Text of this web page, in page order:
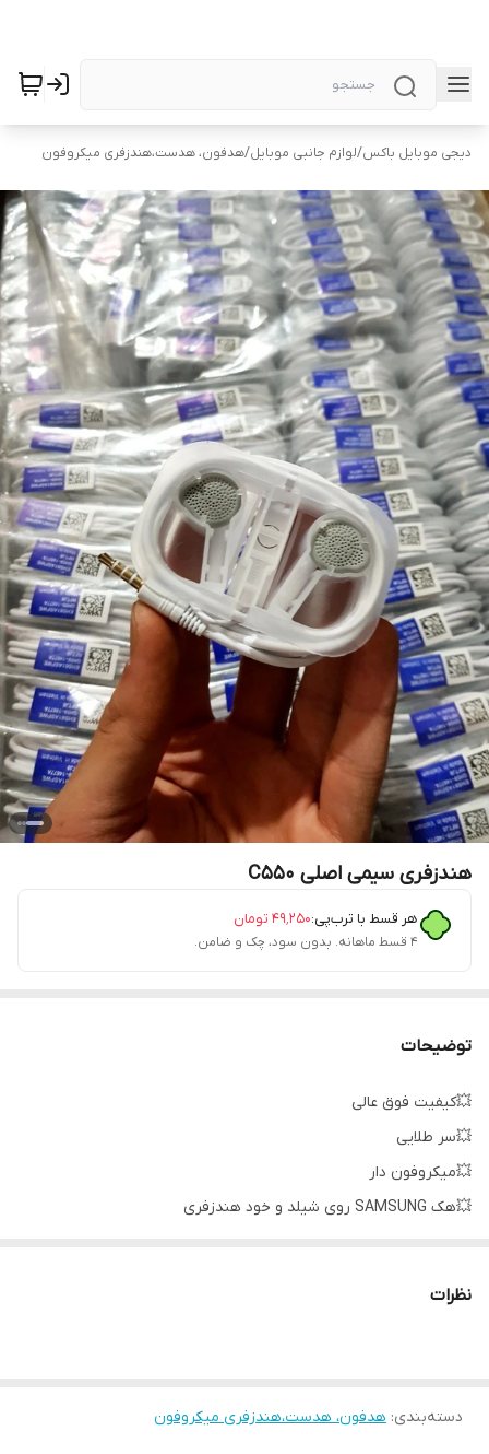
دیجی موبایل باکس/لوازم جانبی موبایل/هدفون، هدست،هندزفری میکروفون
هندزفری سیمی اصلی C550
هر قسط با ترب‌پی:۴۹٬۲۵۰ تومان
۴ قسط ماهانه. بدون سود، چک و ضامن.
توضیحات
💥کیفیت فوق عالی
💥سر طلایی
💥میکروفون دار
💥هک SAMSUNG روی شیلد و خود هندزفری
نظرات
دسته‌بندی: هدفون، هدست،هندزفری میکروفون